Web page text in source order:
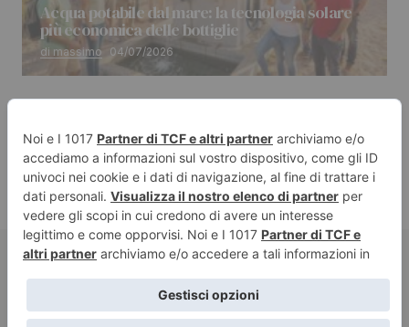
Acqua potabile dal mare: la tecnologia solare
più economica delle bottiglie
di massimo 04/07/2026